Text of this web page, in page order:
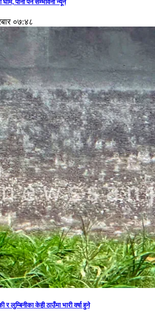
पानी पर्ने सम्भावना न्यून
०७:४८
लुम्बिनीका केही ठाउँमा भारी वर्षा हुने